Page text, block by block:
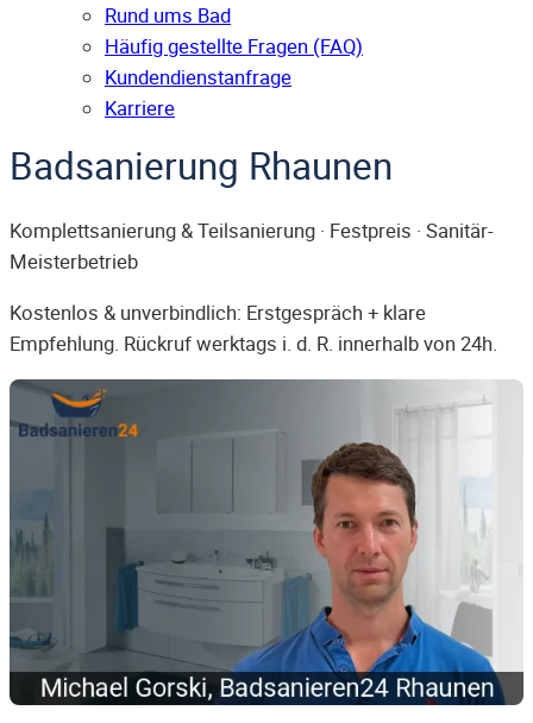
Rund ums Bad
Häufig gestellte Fragen (FAQ)
Kunden­dienst­anfrage
Karriere
Badsanierung Rhaunen
Komplettsanierung & Teilsanierung · Festpreis · Sanitär-
Meisterbetrieb
Kostenlos & unverbindlich: Erstgespräch + klare
Empfehlung. Rückruf werktags i. d. R. innerhalb von 24h.